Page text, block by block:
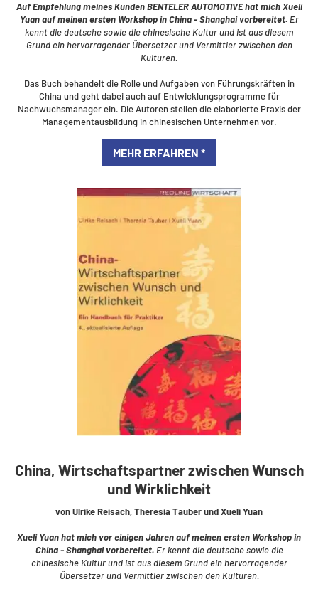
Auf Empfehlung meines Kunden BENTELER AUTOMOTIVE hat mich Xueli
Yuan auf meinen ersten Workshop in China - Shanghai vorbereitet.Er
kennt die deutsche sowie die chinesische Kultur und ist aus diesem
Grund ein hervorragender Übersetzer und Vermittler zwischen den
Kulturen.
Das Buch behandelt die Rolle und Aufgaben von Führungskräften in
China und geht dabei auch auf Entwicklungsprogramme für
Nachwuchsmanager ein. Die Autoren stellen die elaborierte Praxis der
Managementausbildung in chinesischen Unternehmen vor.
MEHR ERFAHREN *
China, Wirtschaftspartner zwischen Wunsch
und Wirklichkeit
von Ulrike Reisach, Theresia Tauber undXueli Yuan
Xueli Yuan hat mich vor einigen Jahren auf meinen ersten Workshop in
China - Shanghai vorbereitet.Er kennt die deutsche sowie die
chinesische Kultur und ist aus diesem Grund ein hervorragender
Übersetzer und Vermittler zwischen den Kulturen.